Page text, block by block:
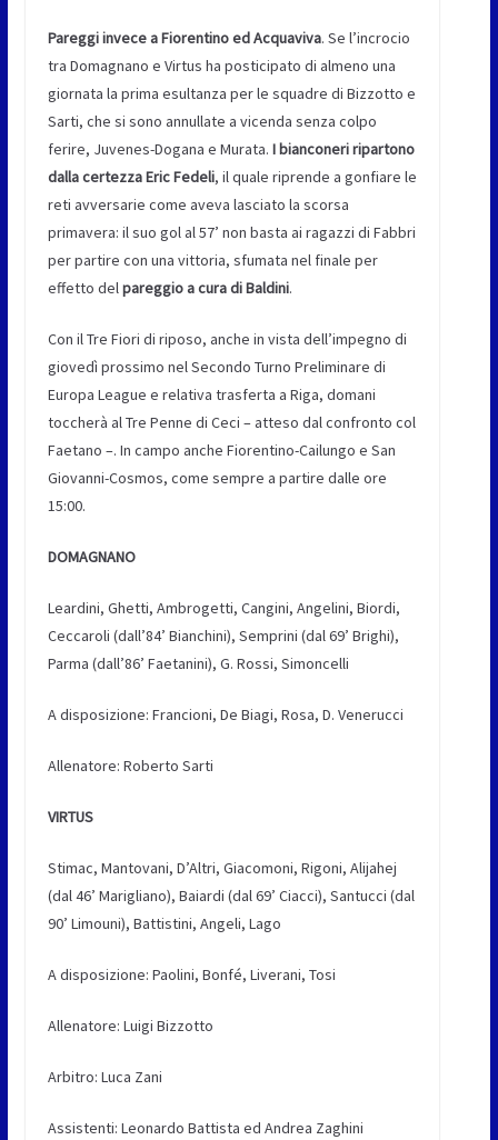
Pareggi invece a Fiorentino ed Acquaviva. Se l’incrocio
tra Domagnano e Virtus ha posticipato di almeno una
giornata la prima esultanza per le squadre di Bizzotto e
Sarti, che si sono annullate a vicenda senza colpo
ferire, Juvenes-Dogana e Murata. I bianconeri ripartono
dalla certezza Eric Fedeli, il quale riprende a gonfiare le
reti avversarie come aveva lasciato la scorsa
primavera: il suo gol al 57’ non basta ai ragazzi di Fabbri
per partire con una vittoria, sfumata nel finale per
effetto delpareggio a cura di Baldini.
Con il Tre Fiori di riposo, anche in vista dell’impegno di
giovedì prossimo nel Secondo Turno Preliminare di
Europa League e relativa trasferta a Riga, domani
toccherà al Tre Penne di Ceci – atteso dal confronto col
Faetano –. In campo anche Fiorentino-Cailungo e San
Giovanni-Cosmos, come sempre a partire dalle ore
15:00.
DOMAGNANO
Leardini, Ghetti, Ambrogetti, Cangini, Angelini, Biordi,
Ceccaroli (dall’84’ Bianchini), Semprini (dal 69’ Brighi),
Parma (dall’86’ Faetanini), G. Rossi, Simoncelli
A disposizione: Francioni, De Biagi, Rosa, D. Venerucci
Allenatore: Roberto Sarti
VIRTUS
Stimac, Mantovani, D’Altri, Giacomoni, Rigoni, Alijahej
(dal 46’ Marigliano), Baiardi (dal 69’ Ciacci), Santucci (dal
90’ Limouni), Battistini, Angeli, Lago
A disposizione: Paolini, Bonfé, Liverani, Tosi
Allenatore: Luigi Bizzotto
Arbitro: Luca Zani
Assistenti: Leonardo Battista ed Andrea Zaghini